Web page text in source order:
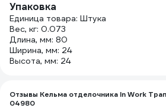
Упаковка
Единица товара: Штука
Вес, кг: 0.073
Длина, мм: 80
Ширина, мм: 24
Высота, мм: 24
Отзывы Кельма отделочника In Work
04980